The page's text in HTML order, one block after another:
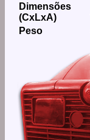
Dimensões
(CxLxA)
Peso